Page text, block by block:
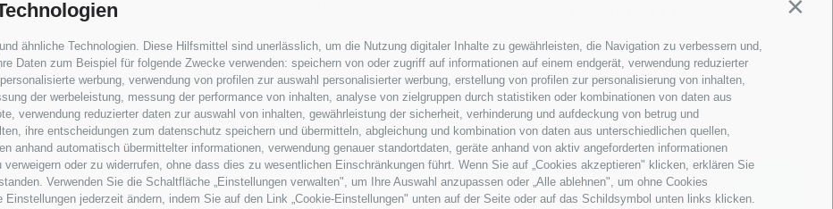
ähnliche Technologien. Diese Hilfsmittel sind unerlässlich, um die Nutzung digitaler Inhalte zu gewährleisten, die Navigation zu verbessern und,
Daten zum Beispiel für folgende Zwecke verwenden: speichern von oder zugriff auf informationen auf einem endgerät, verwendung reduzierter
werbung, verwendung von profilen zur auswahl personalisierter werbung, erstellung von profilen zur personalisierung von inhalten,
der werbeleistung, messung der performance von inhalten, analyse von zielgruppen durch statistiken oder kombinationen von daten aus
verwendung reduzierter daten zur auswahl von inhalten, gewährleistung der sicherheit, verhinderung und aufdeckung von betrug und
ihre entscheidungen zum datenschutz speichern und übermitteln, abgleichung und kombination von daten aus unterschiedlichen quellen,
anhand automatisch übermittelter informationen, verwendung genauer standortdaten, geräte anhand von aktiv angeforderten informationen
oder zu widerrufen, ohne dass dies zu wesentlichen Einschränkungen führt. Wenn Sie auf „Cookies akzeptieren" klicken, erklären Sie
Verwenden Sie die Schaltfläche „Einstellungen verwalten", um Ihre Auswahl anzupassen oder „Alle ablehnen", um ohne Cookies
jederzeit ändern, indem Sie auf den Link „Cookie-Einstellungen" unten auf der Seite oder auf das Schildsymbol unten links klicken.
Preise
Öffnungszeiten
Wetter
Webcams
Tickets online
kaufen
Unterkunft
Bleib am Laufenden
Newsletter Anmelden